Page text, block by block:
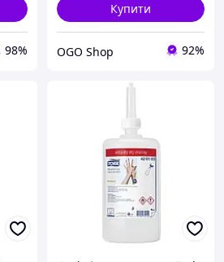
98%
Купити
OGO Shop 92%